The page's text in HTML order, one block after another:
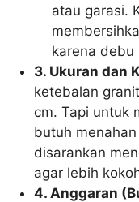
atau garasi.
karena
3. Ukuran dan
ketebalan
cm. Tapi untuk
butuh
disarankan
agar lebih
4. Anggaran